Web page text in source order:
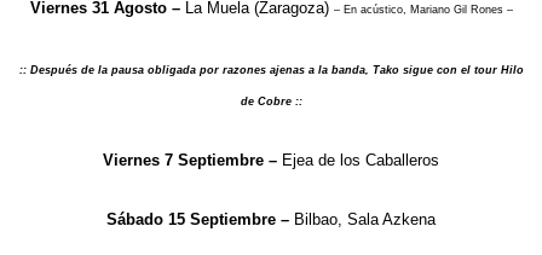
Viernes 31 Agosto –La Muela (Zaragoza) – En acústico, Mariano Gil Rones –
:: Después de la pausa obligada por razones ajenas a la banda, Tako sigue con el tour Hilo
de Cobre ::
Viernes 7 Septiembre – Ejea de los Caballeros
Sábado 15 Septiembre – Bilbao, Sala Azkena